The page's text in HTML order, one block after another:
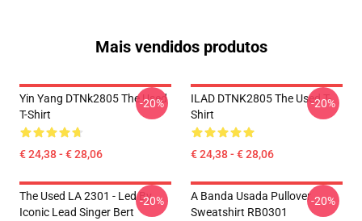
Mais vendidos produtos
Yin Yang DTNk2805 The Used
T-Shirt
€ 24,38 - € 28,06
-20%
ILAD DTNK2805 The Used T-
Shirt
€ 24,38 - € 28,06
-20%
The Used LA 2301 - Led By
Iconic Lead Singer Bert
-20%
A Banda Usada Pullover
Sweatshirt RB0301
-20%